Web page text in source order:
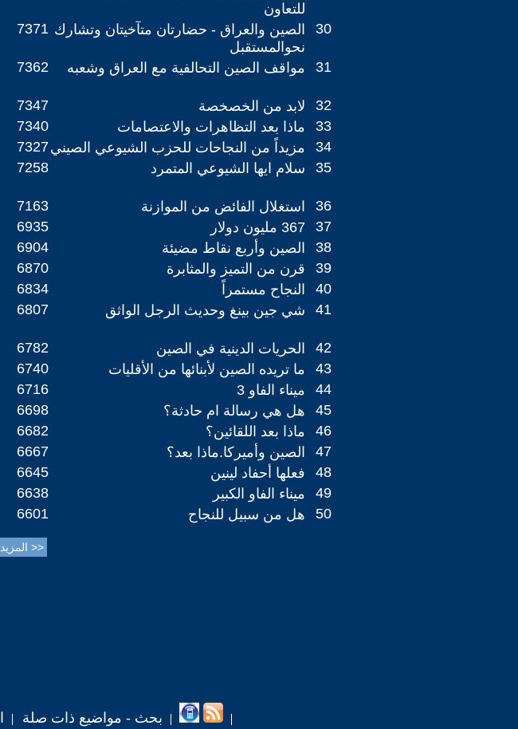
للتعاون
7371 الصين والعراق - حضارتان متآخيتان وتشارك
نحوالمستقبل
30
7362 مواقف الصين التحالفية مع العراق وشعبه 31
7347 لابد من الخصخصة
32
7340 ماذا بعد التظاهرات والاعتصامات
33
7327مزيداً من النجاحات للحزب الشيوعي الصيني
34
7258 سلام ايها الشيوعي المتمرد 35
7163 استغلال الفائض من الموازنة
36
6935 367 مليون دولار
37
6904 الصين وأربع نقاط مضيئة
38
6870 قرن من التميز والمثابرة
39
6834 النجاح مستمراً
40
6807 شي جين بينغ وحديث الرجل الواثق 41
6782 الحريات الدينية في الصين
42
6740 ما تريده الصين لأبنائها من الأقليات
43
6716 ميناء الفاو 3
44
6698 هل هي رسالة ام حادثة؟
45
6682 ماذا بعد اللقائين؟
46
6667 الصين وأميركا.ماذا بعد؟
47
6645 فعلها أحفاد لينين
48
6638 ميناء الفاو الكبير
49
6601 هل من سبيل للنجاح 50
بحث - مواضيع ذات صلة